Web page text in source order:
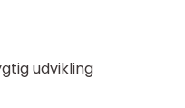
udvikling